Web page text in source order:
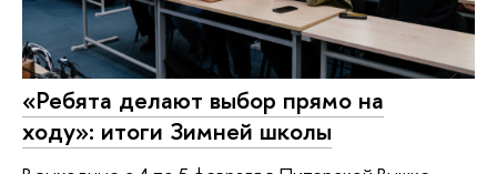
«Ребята делают выбор прямо на
ходу»: итоги Зимней школы